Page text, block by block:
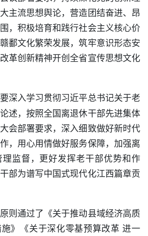
主流思想舆论，营造团结奋进、昂
，积极培育和践行社会主义核心价
鄱文化繁荣发展，筑牢意识形态安
革创新精神开创全省宣传思想文化
要深入学习贯彻习近平总书记关于老
述，按照全国离退休干部先进集体
会部署要求，深入细致做好新时代
，用心用情做好服务保障，加强离
监督，更好发挥老干部优势和作
部为谱写中国式现代化江西篇章贡
则通过了《关于推动县域经济高质
》《关于深化零基预算改革 进一